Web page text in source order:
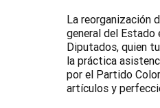
La reorganización
general del Estado
Diputados, quien
la práctica
por el Partido
artículos y